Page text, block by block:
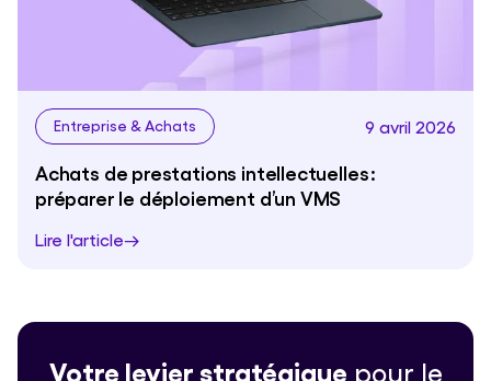
Entreprise & Achats 9 avril 2026
Achats de prestations intellectuelles :
préparer le déploiement d’un VMS
Lire l'article
Votre levier stratégique pour le